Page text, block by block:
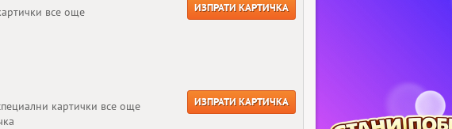
все още
ИЗПРАТИ КАРТИЧКА
картички все още
ИЗПРАТИ КАРТИЧКА